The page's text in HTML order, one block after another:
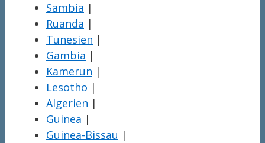
Sambia |
Ruanda |
Tunesien |
Gambia |
Kamerun |
Lesotho |
Algerien |
Guinea |
Guinea-Bissau |